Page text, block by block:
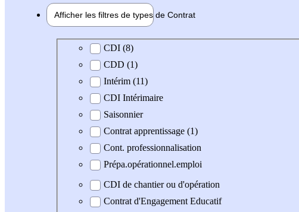
Afficher les filtres de types de Contrat
Type de contrat
CDI (8)
CDD (1)
Intérim (11)
CDI Intérimaire
Saisonnier
Contrat apprentissage (1)
Cont. professionnalisation
Prépa.opérationnel.emploi
CDI de chantier ou d'opération
Contrat d'Engagement Educatif